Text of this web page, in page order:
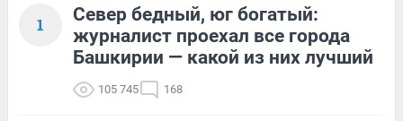
1
Север бедный, юг богатый:
журналист проехал все города
Башкирии — какой из них лучший
105 745 168